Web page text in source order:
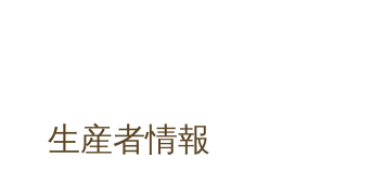
生産者情報